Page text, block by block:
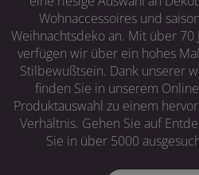
Wohnaccessoires und
Weihnachtsdeko an. Mit über 70
verfügen wir über ein hohes
Stilbewußtsein. Dank unserer
finden Sie in unserem
Produktauswahl zu einem
Verhältnis. Gehen Sie auf
Sie in über 5000